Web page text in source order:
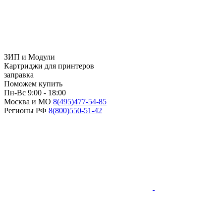
ЗИП и Модули
Картриджи для принтеров
заправка
Поможем купить
Пн-Вс 9:00 - 18:00
Москва и МО 8(495)477-54-85
Регионы РФ 8(800)550-51-42